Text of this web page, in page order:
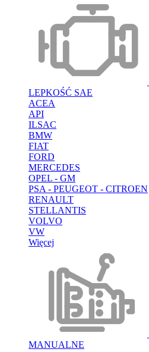
LEPKOŚĆ SAE
ACEA
API
ILSAC
BMW
FIAT
FORD
MERCEDES
OPEL - GM
PSA - PEUGEOT - CITROEN
RENAULT
STELLANTIS
VOLVO
VW
Więcej
MANUALNE